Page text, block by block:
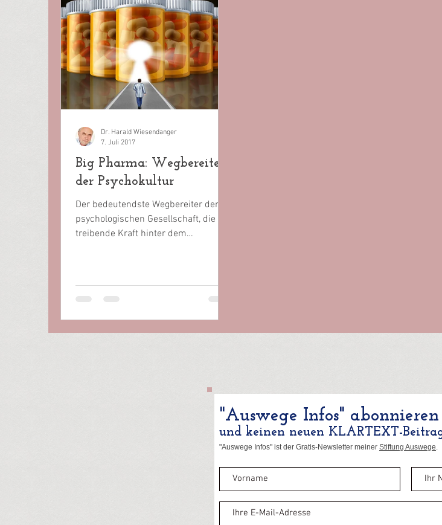
Big Pharma: Wegbereiter
der Psychokultur
Der bedeutendste Wegbereiter der
psychologischen Gesellschaft, die
treibende Kraft hinter dem
Dr. Harald Wiesendanger
7. Juli 2017
"Auswege Infos" abonnieren
und keinen neuen KLARTEXT-
"Auswege Infos" ist der Gratis-Newsletter meiner Stiftung Auswege